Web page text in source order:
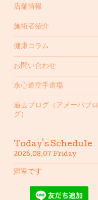
店舗情報
施術者紹介
健康コラム
お問い合わせ
永心道空手道場
過去ブログ（アメーバブロ
グ）
Today's Schedule
2026.08.07 Friday
満室です